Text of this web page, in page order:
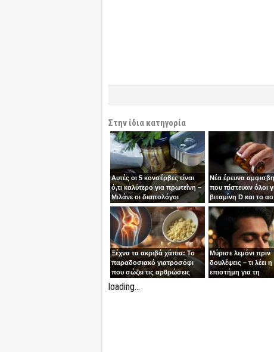
Στην ίδια κατηγορία
Αυτές οι 5 κονσέρβες είναι
ό,τι καλύτερο για πρωτεΐνη –
Μιλάνε οι διαιτολόγοι
Νέα έρευνα
που πίστευαν όλοι
βιταμίνη D και το
Ξέχνα τα ακριβά χάπια: Το
παραδοσιακό γιατροσόφι
που σώζει τις αρθρώσεις
Μύρισε λεμόνι πριν
δουλέψεις – τι λέει η
επιστήμη για τη
loading...